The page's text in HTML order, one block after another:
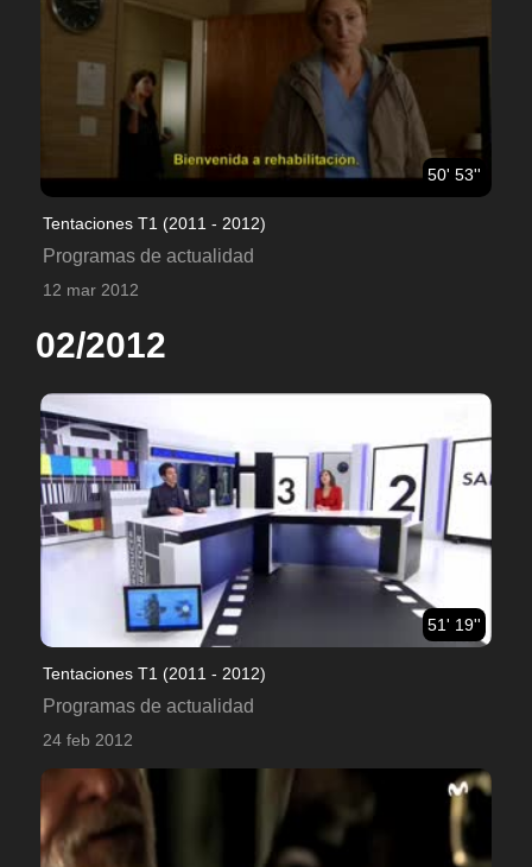
50' 53''
Tentaciones T1 (2011 - 2012)
Programas de actualidad
12 mar 2012
02/2012
51' 19''
Tentaciones T1 (2011 - 2012)
Programas de actualidad
24 feb 2012